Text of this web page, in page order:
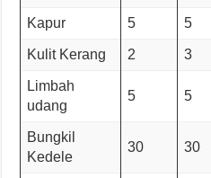
Kapur 5 5
Kulit Kerang 2 3
Limbah
udang
5 5
Bungkil
Kedele
30 30